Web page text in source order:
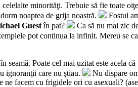
minorităţi. Trebuie să fie toate
noaptea de grija noastră. Fostul
Guestîn pat? Ca să nu mai zic
pot continua la infinit. Mereu se
Poate cel mai uzitat este acela
ignoranţii care nu ştiau. Nu dispare
facem cu frigidele ori cu asexuali?